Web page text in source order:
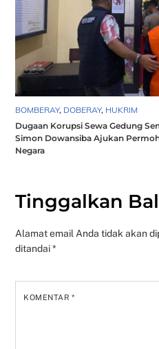
BOMBERAY, DOBERAY, HUKRIM
Dugaan Korupsi Sewa Gedung
Simon Dowansiba Ajukan
Negara
Tinggalkan
Alamat email Anda tidak akan
ditandai*
KOMENTAR*